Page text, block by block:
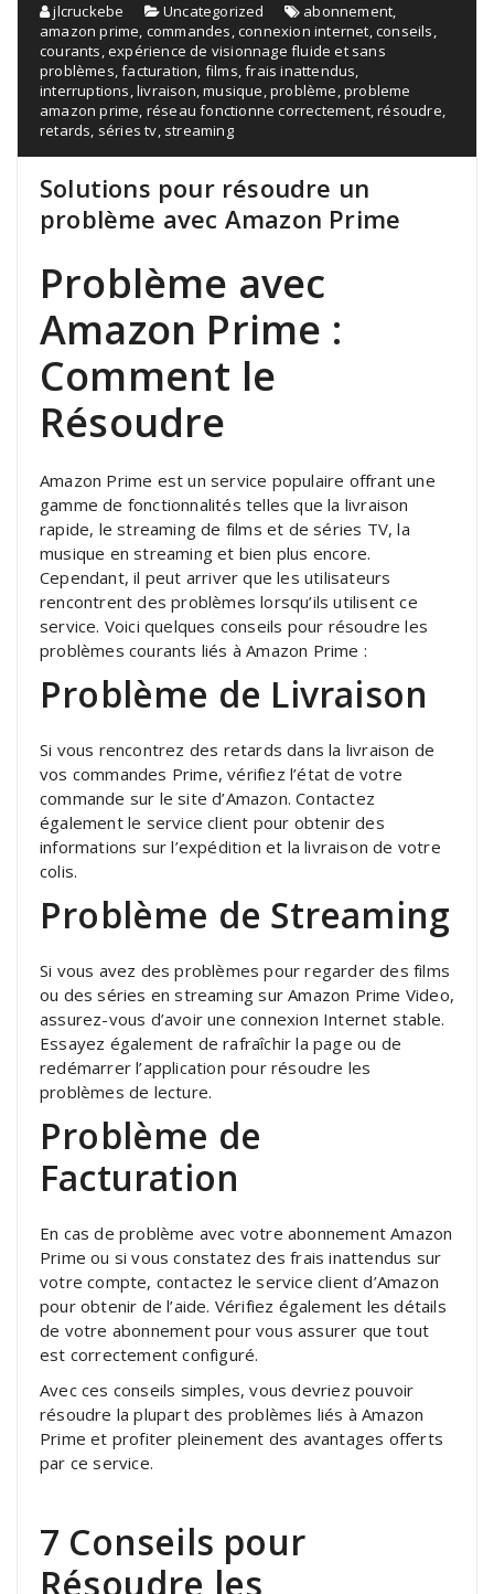
jlcruckebe Uncategorized abonnement,
amazon prime, commandes,connexion internet,conseils,
courants,expérience de visionnage fluide et sans
problèmes,facturation, films,frais inattendus,
interruptions,livraison,musique,problème,probleme
amazon prime, réseau fonctionne correctement,résoudre,
retards, séries tv, streaming
Solutions pour résoudre un
problème avec Amazon Prime
Problème avec
Amazon Prime :
Comment le
Résoudre
Amazon Prime est un service populaire offrant une
gamme de fonctionnalités telles que la livraison
rapide, le streaming de films et de séries TV, la
musique en streaming et bien plus encore.
Cependant, il peut arriver que les utilisateurs
rencontrent des problèmes lorsqu’ils utilisent ce
service. Voici quelques conseils pour résoudre les
problèmes courants liés à Amazon Prime :
Problème de Livraison
Si vous rencontrez des retards dans la livraison de
vos commandes Prime, vérifiez l’état de votre
commande sur le site d’Amazon. Contactez
également le service client pour obtenir des
informations sur l’expédition et la livraison de votre
colis.
Problème de Streaming
Si vous avez des problèmes pour regarder des films
ou des séries en streaming sur Amazon Prime Video,
assurez-vous d’avoir une connexion Internet stable.
Essayez également de rafraîchir la page ou de
redémarrer l’application pour résoudre les
problèmes de lecture.
Problème de
Facturation
En cas de problème avec votre abonnement Amazon
Prime ou si vous constatez des frais inattendus sur
votre compte, contactez le service client d’Amazon
pour obtenir de l’aide. Vérifiez également les détails
de votre abonnement pour vous assurer que tout
est correctement configuré.
Avec ces conseils simples, vous devriez pouvoir
résoudre la plupart des problèmes liés à Amazon
Prime et profiter pleinement des avantages offerts
par ce service.
7 Conseils pour
Résoudre les